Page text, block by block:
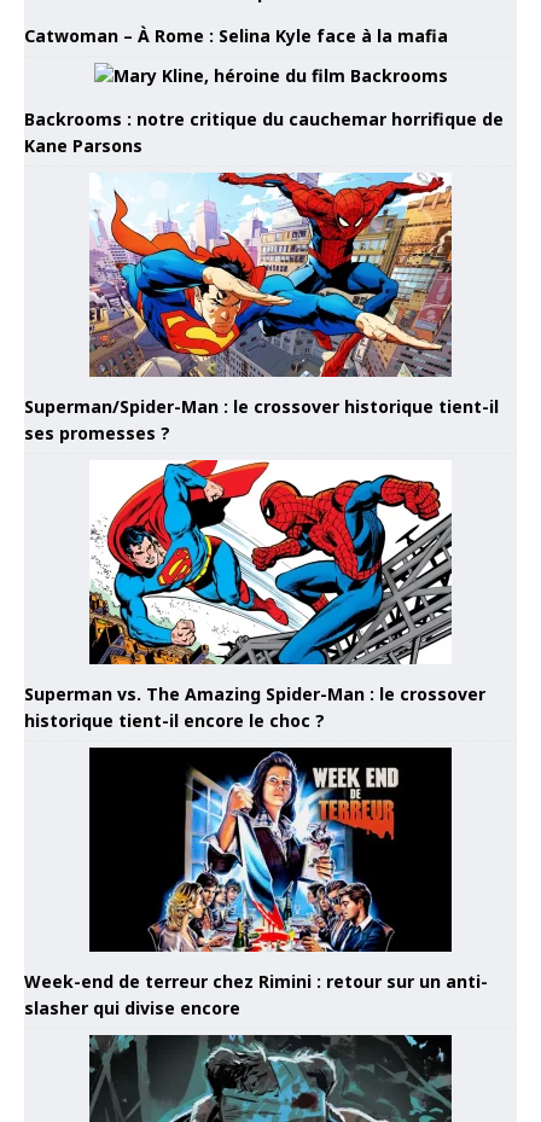
Catwoman – À Rome : Selina Kyle face à la mafia
Backrooms : notre critique du cauchemar horrifique de
Kane Parsons
Superman/Spider-Man : le crossover historique tient-il
ses promesses ?
Superman vs. The Amazing Spider-Man : le crossover
historique tient-il encore le choc ?
Week-end de terreur chez Rimini : retour sur un anti-
slasher qui divise encore